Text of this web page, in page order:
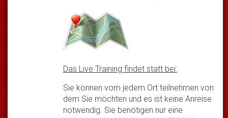
Das Live Training findet statt bei:
Sie können vom jedem Ort teilnehmen von
dem Sie möchten und es ist keine Anreise
notwendig. Sie benötigen nur eine